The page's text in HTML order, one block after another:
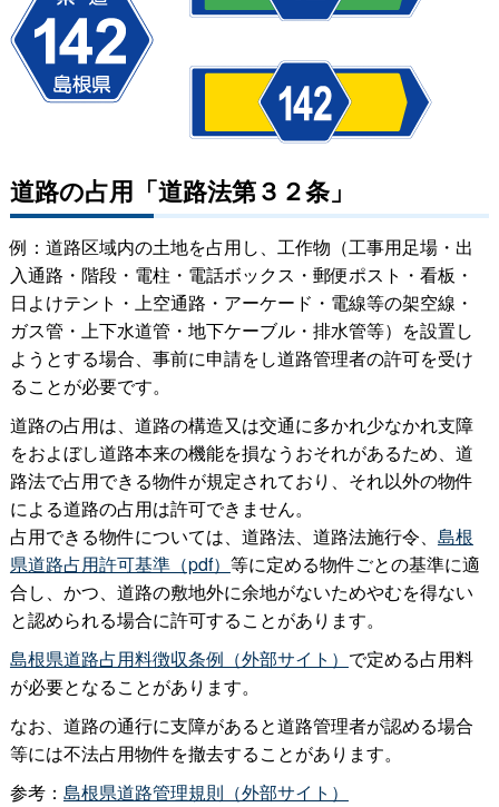
道路の占用「道路法第３２条」
例：道路区域内の土地を占用し、工作物（工事用足場・出
入通路・階段・電柱・電話ボックス・郵便ポスト・看板・
日よけテント・上空通路・アーケード・電線等の架空線・
ガス管・上下水道管・地下ケーブル・排水管等）を設置し
ようとする場合、事前に申請をし道路管理者の許可を受け
ることが必要です。
道路の占用は、道路の構造又は交通に多かれ少なかれ支障
をおよぼし道路本来の機能を損なうおそれがあるため、道
路法で占用できる物件が規定されており、それ以外の物件
による道路の占用は許可できません。
占用できる物件については、道路法、道路法施行令、 島根
県道路占用許可基準（pdf） 等に定める物件ごとの基準に適
合し、かつ、道路の敷地外に余地がないためやむを得ない
と認められる場合に許可することがあります。
島根県道路占用料徴収条例（外部サイト） で定める占用料
が必要となることがあります。
なお、道路の通行に支障があると道路管理者が認める場合
等には不法占用物件を撤去することがあります。
参考： 島根県道路管理規則（外部サイト）